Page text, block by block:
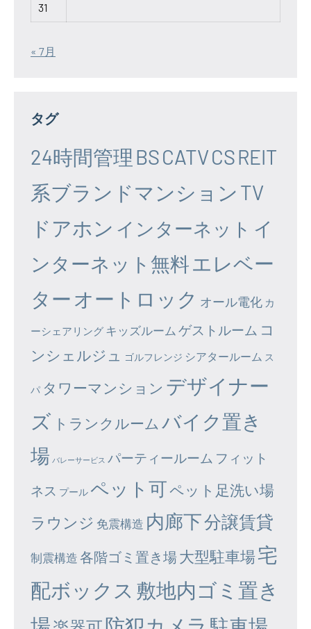
31
« 7月
タグ
24時間管理 BSCATVCSREIT
系ブランドマンション TV
ドアホン インターネット イ
ンターネット無料エレベー
ター オートロック オール電化 カ
ーシェアリング キッズルーム ゲストルーム コ
ンシェルジュ
ゴルフレンジ シアタールーム ス
パ タワーマンション デザイナー
ズ トランクルーム バイク置き
場 バレーサービス パーティールーム フィット
ネス プール ペット可ペット足洗い場
ラウンジ 免震構造 内廊下分譲賃貸
制震構造 各階ゴミ置き場大型駐車場宅
配ボックス 敷地内ゴミ置き